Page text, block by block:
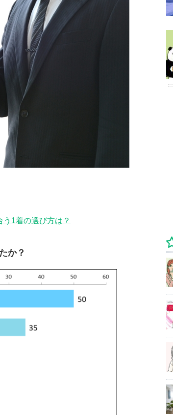
1着の選び方は？
か？